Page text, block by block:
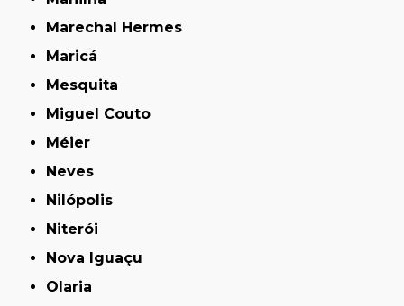
Marechal Hermes
Maricá
Mesquita
Miguel Couto
Méier
Neves
Nilópolis
Niterói
Nova Iguaçu
Olaria